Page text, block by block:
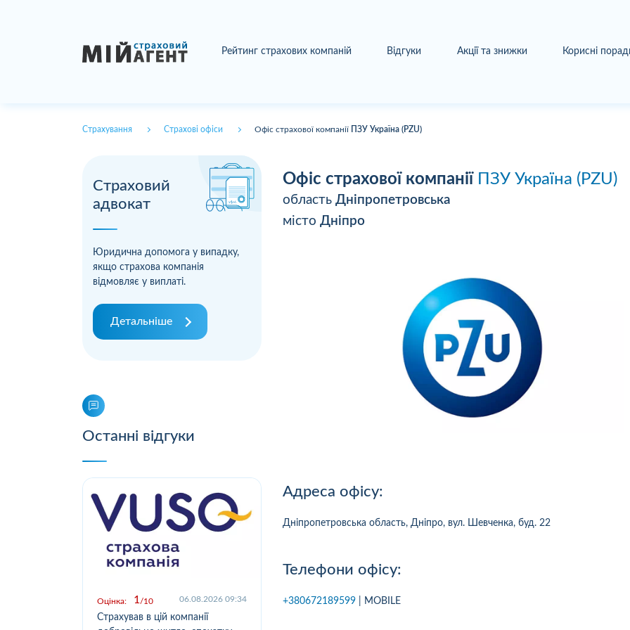
Рейтинг страхових компаній Відгуки Акції та знижки Корисні
Страхування Страхові офіси Офіс страхової компанії ПЗУ Україна (PZU)
Страховий
адвокат
Юридична допомога у випадку,
якщо страхова компанія
відмовляє у виплаті.
Детальніше
Останні відгуки
Оцінка: 1 10 06.08.2026 09:34
Страхував в цій компанії
Оцінка: 10 10 05.08.2026 19:00
Офіс страхової компанії ПЗУ Україна (PZU)
область Дніпропетровська
місто Дніпро
Адреса офісу:
Дніпропетровська область, Дніпро, вул. Шевченка, буд. 22
Телефони офісу:
+380672189599 | MOBILE